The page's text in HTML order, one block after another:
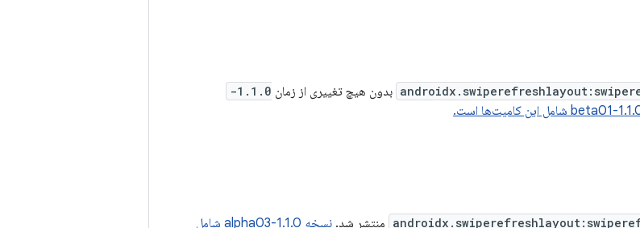
بدون هیچ تغییری از زمان
1.1.0-
منتشر شد. نسخه 1.1.0-alpha03 شامل